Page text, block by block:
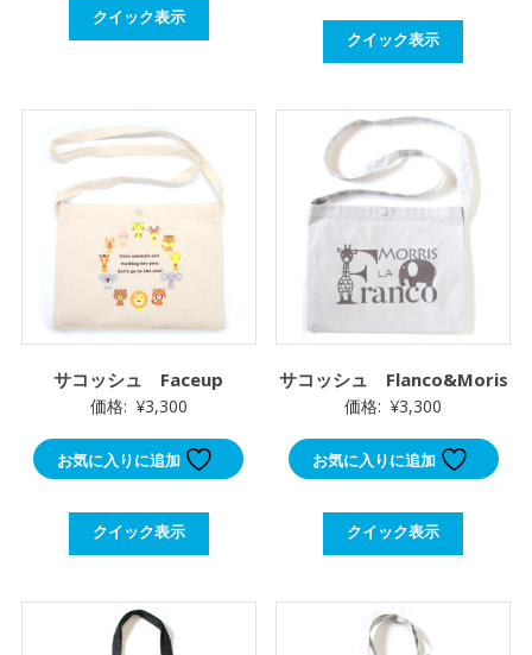
クイック表示
クイック表示
サコッシュ Faceup
価格: ¥3,300
お気に入りに追加
クイック表示
サコッシュ Flanco&Moris
価格: ¥3,300
お気に入りに追加
クイック表示